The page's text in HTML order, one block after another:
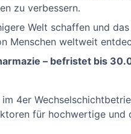
zu verbessern.
Welt schaffen und
Menschen weltweit
– befristet bis
4er
für hochwertige und